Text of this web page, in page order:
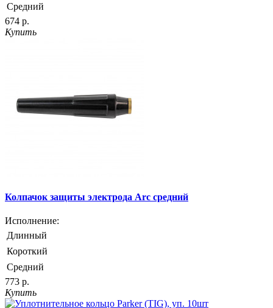
Средний
674 р.
Купить
Колпачок защиты электрода Arc средний
Исполнение:
Длинный
Короткий
Средний
773 р.
Купить